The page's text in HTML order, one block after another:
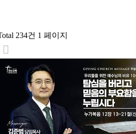
234건 1 페이지